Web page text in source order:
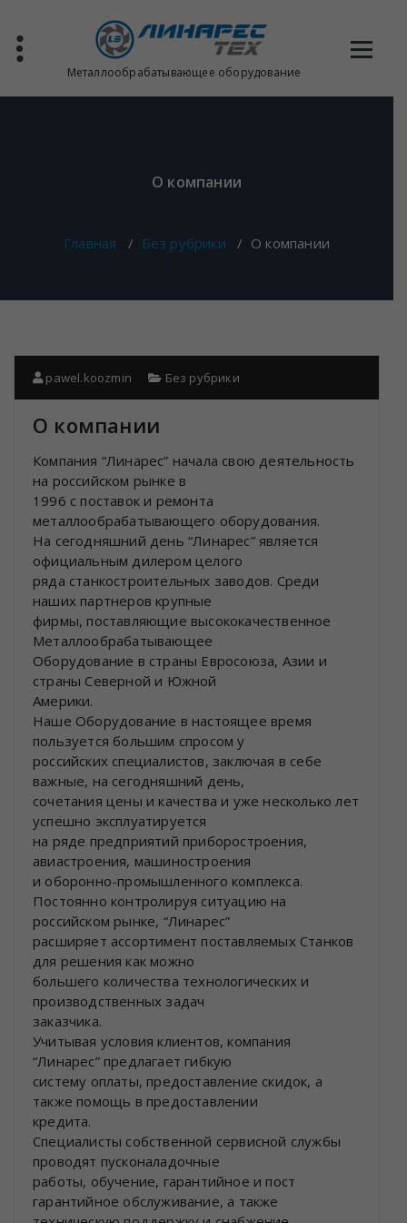
содержимому
Металлообрабатывающее оборудование
О компании
Главная / Без рубрики / О компании
pawel.koozmin Без рубрики
О компании
Компания “Линарес” начала свою деятельность
на российском рынке в
1996 с поставок и ремонта
металлообрабатывающего оборудования.
На сегодняшний день “Линарес” является
официальным дилером целого
ряда станкостроительных заводов. Среди
наших партнеров крупные
фирмы, поставляющие высококачественное
Металлообрабатывающее
Оборудование в страны Евросоюза, Азии и
страны Северной и Южной
Америки.
Наше Оборудование в настоящее время
пользуется большим спросом у
российских специалистов, заключая в себе
важные, на сегодняшний день,
сочетания цены и качества и уже несколько лет
успешно эксплуатируется
на ряде предприятий приборостроения,
авиастроения, машиностроения
и оборонно-промышленного комплекса.
Постоянно контролируя ситуацию на
российском рынке, “Линарес”
расширяет ассортимент поставляемых Станков
для решения как можно
большего количества технологических и
производственных задач
заказчика.
Учитывая условия клиентов, компания
“Линарес” предлагает гибкую
систему оплаты, предоставление скидок, а
также помощь в предоставлении
кредита.
Специалисты собственной сервисной службы
проводят пусконаладочные
работы, обучение, гарантийное и пост
гарантийное обслуживание, а также